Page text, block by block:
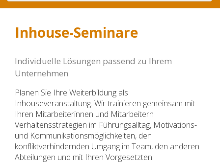
Inhouse-Seminare
Individuelle Lösungen passend zu Ihrem
Unternehmen
Planen Sie Ihre Weiterbildung als
Inhouseveranstaltung. Wir trainieren gemeinsam mit
Ihren Mitarbeiterinnen und Mitarbeitern
Verhaltensstrategien im Führungsalltag, Motivations-
und Kommunikationsmöglichkeiten, den
konfliktverhindernden Umgang im Team, den anderen
Abteilungen und mit Ihren Vorgesetzten.